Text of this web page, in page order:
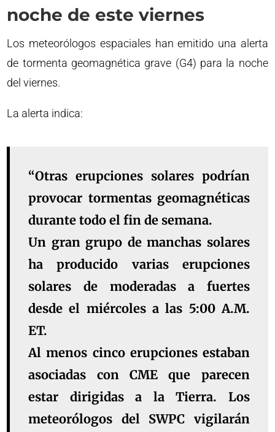
noche de este viernes
Los meteorólogos espaciales han emitido una alerta
de tormenta geomagnética grave (G4) para la noche
del viernes.
La alerta indica:
“Otras erupciones solares podrían
provocar tormentas geomagnéticas
durante todo el fin de semana.
Un gran grupo de manchas solares
ha producido varias erupciones
solares de moderadas a fuertes
desde el miércoles a las 5:00 A.M.
ET.
Al menos cinco erupciones estaban
asociadas con CME que parecen
estar dirigidas a la Tierra. Los
meteorólogos del SWPC vigilarán